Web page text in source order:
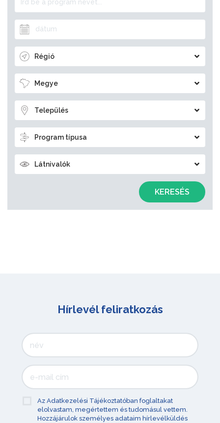
Régió
Megye
Település
Program típusa
Látnivalók
KERESÉS
Hírlevél feliratkozás
Az Adatkezelési Tájékoztatóban foglaltakat
elolvastam, megértettem és tudomásul vettem.
Hozzájárulok személyes adataim hírlevélküldés